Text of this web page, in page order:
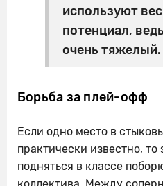
используют
потенциал,
очень тяжелый.
Борьба за плей-офф
Если одно место в
практически известно, то
подняться в классе